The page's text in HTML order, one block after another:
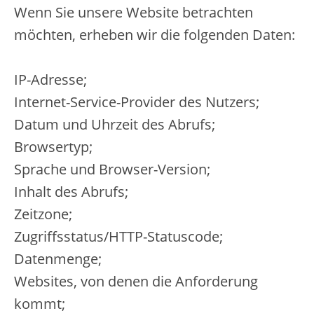
Wenn Sie unsere Website betrachten
möchten, erheben wir die folgenden Daten:
IP-Adresse;
Internet-Service-Provider des Nutzers;
Datum und Uhrzeit des Abrufs;
Browsertyp;
Sprache und Browser-Version;
Inhalt des Abrufs;
Zeitzone;
Zugriffsstatus/HTTP-Statuscode;
Datenmenge;
Websites, von denen die Anforderung
kommt;